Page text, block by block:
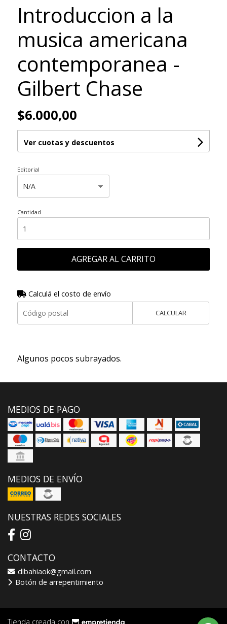
Introduccion a la
musica americana
contemporanea -
Gilbert Chase
$6.000,00
Ver cuotas y descuentos
Editorial
Cantidad
AGREGAR AL CARRITO
Calculá el costo de envío
CALCULAR
Algunos pocos subrayados.
MEDIOS DE PAGO
MEDIOS DE ENVÍO
NUESTRAS REDES SOCIALES
CONTACTO
dlbahiaok@gmail.com
Botón de arrepentimiento
Tienda creada con